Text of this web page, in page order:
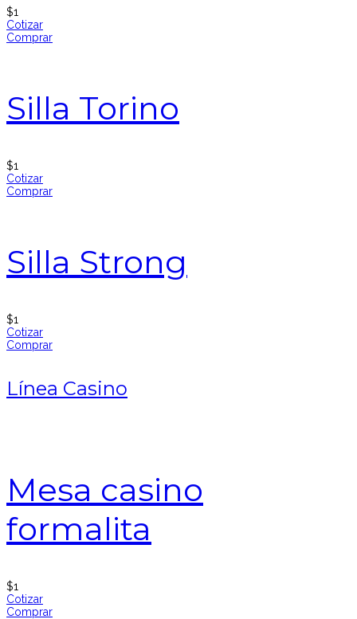
$1
Cotizar
Comprar
Silla Torino
$1
Cotizar
Comprar
Silla Strong
$1
Cotizar
Comprar
Línea Casino
Mesa casino
formalita
$1
Cotizar
Comprar